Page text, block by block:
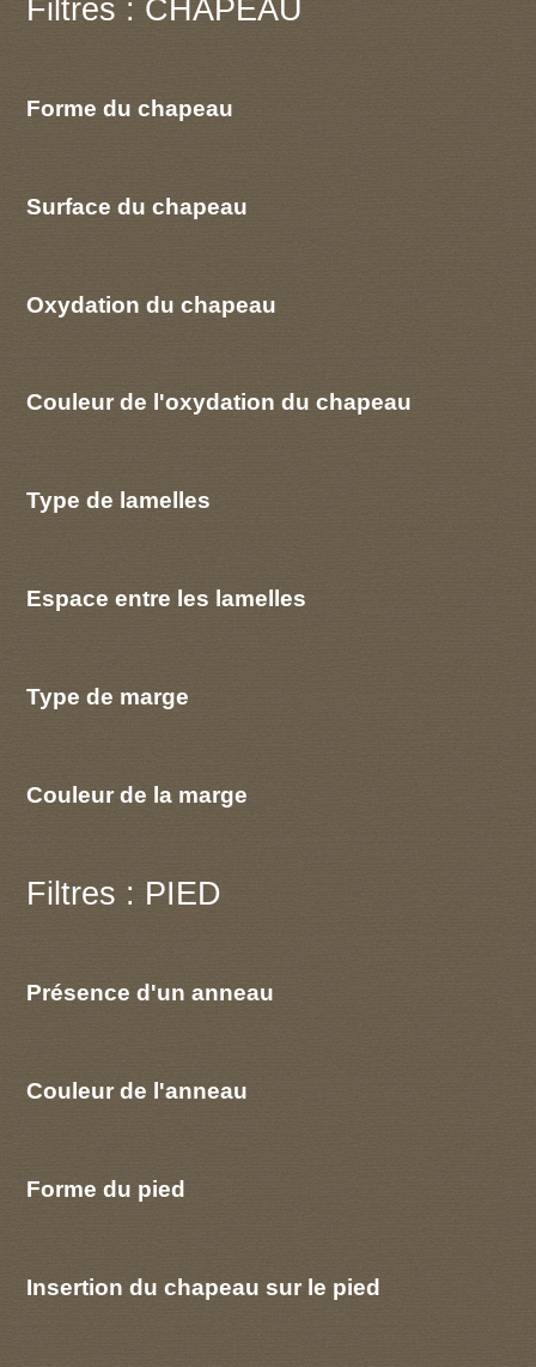
Filtres : CHAPEAU
Forme du chapeau
Surface du chapeau
Oxydation du chapeau
Couleur de l'oxydation du chapeau
Type de lamelles
Espace entre les lamelles
Type de marge
Couleur de la marge
Filtres : PIED
Présence d'un anneau
Couleur de l'anneau
Forme du pied
Insertion du chapeau sur le pied